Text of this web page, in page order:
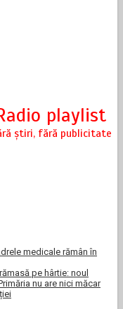
medicale rămân în
pe hârtie: noul
nu are nici măcar